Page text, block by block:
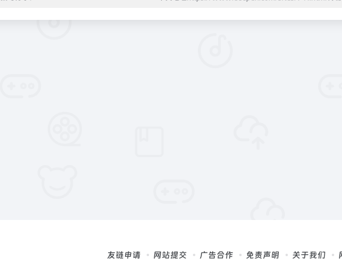
友链申请 网站提交 广告合作 免责声明 关于我们